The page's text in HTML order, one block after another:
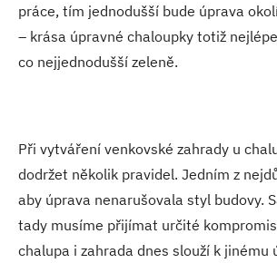
práce, tím jednodušší bude úprava
– krása úpravné chaloupky totiž
co nejjednodušší zeleně.
Při vytváření venkovské zahrady u
dodržet několik pravidel. Jedním z
aby úprava nenarušovala styl budovy.
tady musíme přijímat určité
chalupa i zahrada dnes slouží k jinému